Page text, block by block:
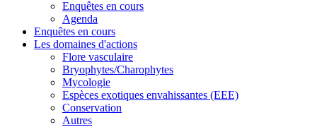
Enquêtes en cours
Agenda
Enquêtes en cours
Les domaines d'actions
Flore vasculaire
Bryophytes/Charophytes
Mycologie
Espèces exotiques envahissantes (EEE)
Conservation
Autres